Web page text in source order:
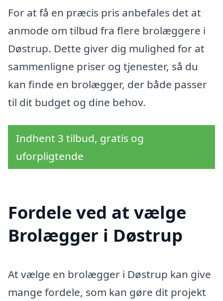
For at få en præcis pris anbefales det at
anmode om tilbud fra flere brolæggere i
Døstrup. Dette giver dig mulighed for at
sammenligne priser og tjenester, så du
kan finde en brolægger, der både passer
til dit budget og dine behov.
Indhent 3 tilbud, gratis og
uforpligtende
Fordele ved at vælge
Brolægger i Døstrup
At vælge en brolægger i Døstrup kan give
mange fordele, som kan gøre dit projekt